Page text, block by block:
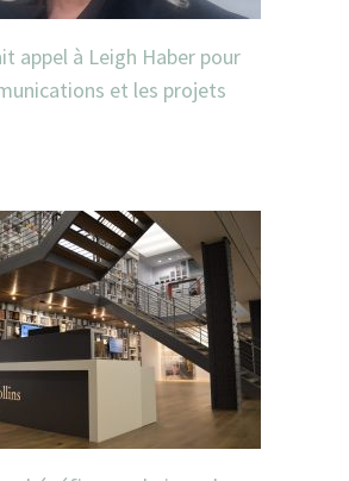
appel à Leigh Haber pour
et les projets